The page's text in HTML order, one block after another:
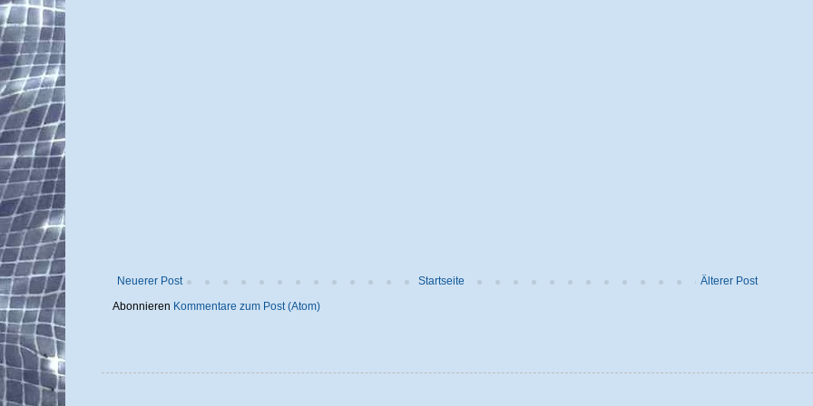
Neuerer Post Älterer Post
Startseite
Abonnieren Kommentare zum Post (Atom)